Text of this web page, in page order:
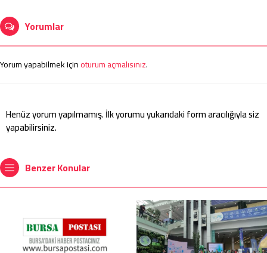
Yorumlar
Yorum yapabilmek içinoturum açmalısınız.
Henüz yorum yapılmamış. İlk yorumu yukarıdaki form aracılığıyla siz
yapabilirsiniz.
Benzer Konular